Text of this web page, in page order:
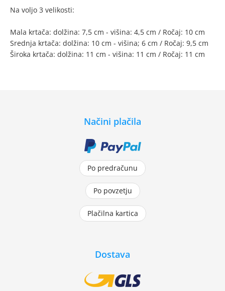
Na voljo 3 velikosti:
Mala krtača: dolžina: 7,5 cm - višina: 4,5 cm / Ročaj: 10 cm
Srednja krtača: dolžina: 10 cm - višina; 6 cm / Ročaj: 9,5 cm
Široka krtača: dolžina: 11 cm - višina: 11 cm / Ročaj: 11 cm
Načini plačila
Po predračunu
Po povzetju
Plačilna kartica
Dostava